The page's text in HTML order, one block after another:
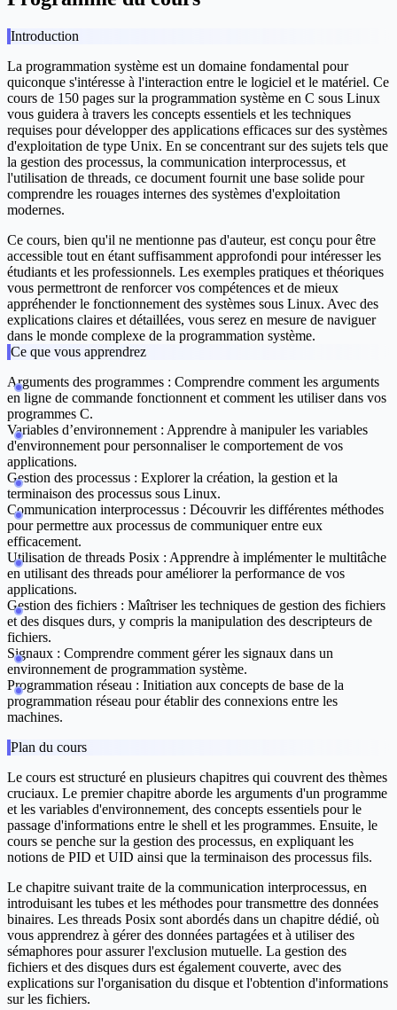
Introduction
La programmation système est un domaine fondamental pour
quiconque s'intéresse à l'interaction entre le logiciel et le matériel. Ce
cours de 150 pages sur la programmation système en C sous Linux
vous guidera à travers les concepts essentiels et les techniques
requises pour développer des applications efficaces sur des systèmes
d'exploitation de type Unix. En se concentrant sur des sujets tels que
la gestion des processus, la communication interprocessus, et
l'utilisation de threads, ce document fournit une base solide pour
comprendre les rouages internes des systèmes d'exploitation
modernes.
Ce cours, bien qu'il ne mentionne pas d'auteur, est conçu pour être
accessible tout en étant suffisamment approfondi pour intéresser les
étudiants et les professionnels. Les exemples pratiques et théoriques
vous permettront de renforcer vos compétences et de mieux
appréhender le fonctionnement des systèmes sous Linux. Avec des
explications claires et détaillées, vous serez en mesure de naviguer
dans le monde complexe de la programmation système.
Ce que vous apprendrez
Arguments des programmes : Comprendre comment les arguments
en ligne de commande fonctionnent et comment les utiliser dans vos
programmes C.
Variables d’environnement : Apprendre à manipuler les variables
d'environnement pour personnaliser le comportement de vos
applications.
Gestion des processus : Explorer la création, la gestion et la
terminaison des processus sous Linux.
Communication interprocessus : Découvrir les différentes méthodes
pour permettre aux processus de communiquer entre eux
efficacement.
Utilisation de threads Posix : Apprendre à implémenter le multitâche
en utilisant des threads pour améliorer la performance de vos
applications.
Gestion des fichiers : Maîtriser les techniques de gestion des fichiers
et des disques durs, y compris la manipulation des descripteurs de
fichiers.
Signaux : Comprendre comment gérer les signaux dans un
environnement de programmation système.
Programmation réseau : Initiation aux concepts de base de la
programmation réseau pour établir des connexions entre les
machines.
Plan du cours
Le cours est structuré en plusieurs chapitres qui couvrent des thèmes
cruciaux. Le premier chapitre aborde les arguments d'un programme
et les variables d'environnement, des concepts essentiels pour le
passage d'informations entre le shell et les programmes. Ensuite, le
cours se penche sur la gestion des processus, en expliquant les
notions de PID et UID ainsi que la terminaison des processus fils.
Le chapitre suivant traite de la communication interprocessus, en
introduisant les tubes et les méthodes pour transmettre des données
binaires. Les threads Posix sont abordés dans un chapitre dédié, où
vous apprendrez à gérer des données partagées et à utiliser des
sémaphores pour assurer l'exclusion mutuelle. La gestion des
fichiers et des disques durs est également couverte, avec des
explications sur l'organisation du disque et l'obtention d'informations
sur les fichiers.